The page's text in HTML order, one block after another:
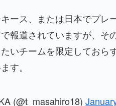
ース、または日本でプレ
報道されていますが、そ
いチームを限定しておら
す。
(@t_masahiro18)